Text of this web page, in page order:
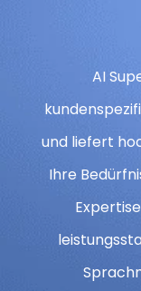
AI
und liefert
Ihre